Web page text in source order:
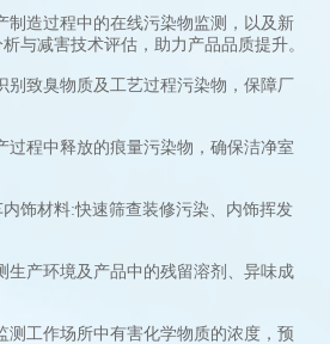
制造过程中的在线污染物监测，以及新
与减害技术评估，助力产品品质提升。
别致臭物质及工艺过程污染物，保障厂
过程中释放的痕量污染物，确保洁净室
材料:快速筛查装修污染、内饰挥发
生产环境及产品中的残留溶剂、异味成
测工作场所中有害化学物质的浓度，预